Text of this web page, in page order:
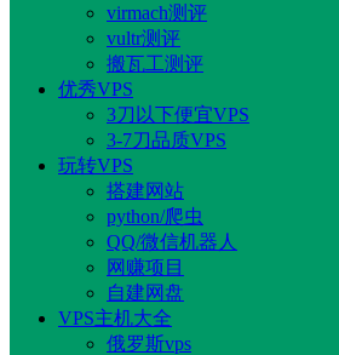
virmach测评
vultr测评
搬瓦工测评
优秀VPS
3刀以下便宜VPS
3-7刀品质VPS
玩转VPS
搭建网站
python/爬虫
QQ/微信机器人
网赚项目
自建网盘
VPS主机大全
俄罗斯vps